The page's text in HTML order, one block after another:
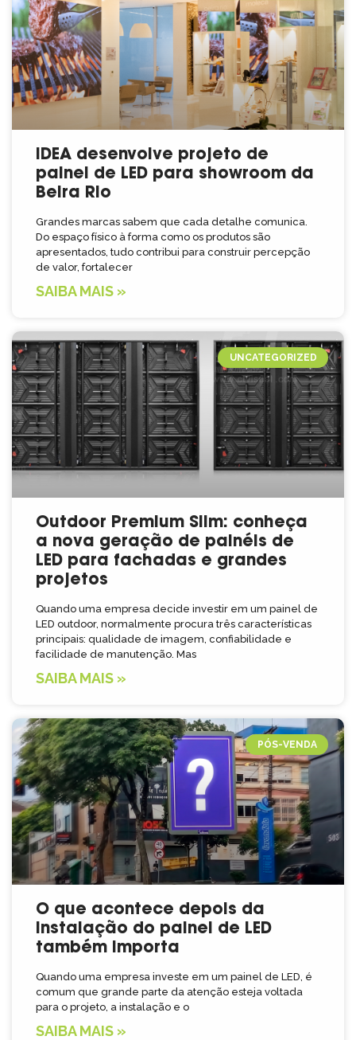
IDEA desenvolve projeto de
painel de LED para showroom da
Beira Rio
Grandes marcas sabem que cada detalhe comunica.
Do espaço físico à forma como os produtos são
apresentados, tudo contribui para construir percepção
de valor, fortalecer
SAIBA MAIS »
UNCATEGORIZED
Outdoor Premium Slim: conheça
a nova geração de painéis de
LED para fachadas e grandes
projetos
Quando uma empresa decide investir em um painel de
LED outdoor, normalmente procura três características
principais: qualidade de imagem, confiabilidade e
facilidade de manutenção. Mas
SAIBA MAIS »
PÓS-VENDA
O que acontece depois da
instalação do painel de LED
também importa
Quando uma empresa investe em um painel de LED, é
comum que grande parte da atenção esteja voltada
para o projeto, a instalação e o
SAIBA MAIS »